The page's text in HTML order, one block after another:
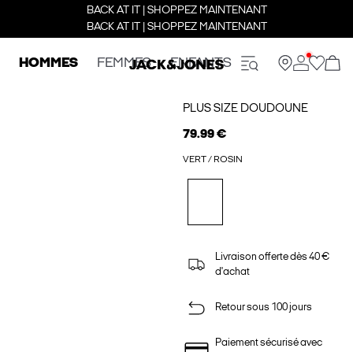
BACK AT IT | SHOPPEZ MAINTENANT
BACK AT IT | SHOPPEZ MAINTENANT
HOMMES FEMMES ENFANTS
PLUS SIZE DOUDOUNE
79.99 €
VERT / ROSIN
Livraison offerte dès 40 €
d'achat
Retour sous 100 jours
Paiement sécurisé avec